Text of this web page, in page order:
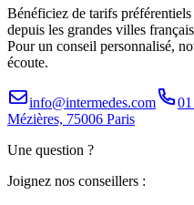
Bénéficiez de tarifs
depuis les grandes villes
Pour un conseil personnalisé,
écoute.
info@intermedes.com
Mézières, 75006 Paris
Une question ?
Joignez nos conseillers :